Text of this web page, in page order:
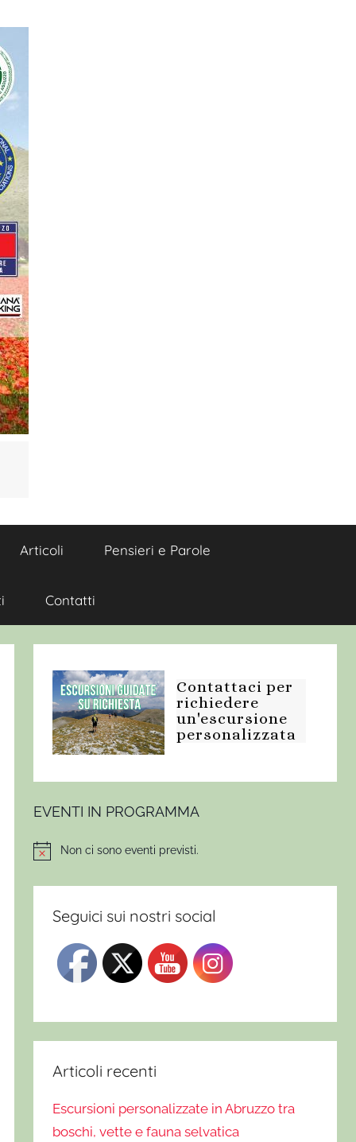
Articoli Pensieri e Parole
Contatti
Contattaci per
richiedere
un'escursione
personalizzata
EVENTI IN PROGRAMMA
NoticeNon ci sono eventi previsti.
Seguici sui nostri social
Articoli recenti
Escursioni personalizzate in Abruzzo tra
boschi, vette e fauna selvatica